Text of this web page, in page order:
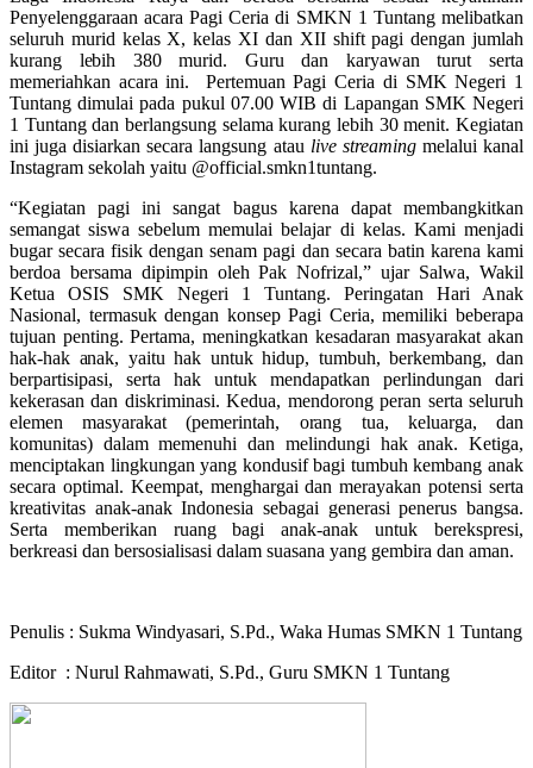
Penyelenggaraan acara Pagi Ceria di SMKN 1 Tuntang melibatkan
seluruh murid kelas X, kelas XI dan XII shift pagi dengan jumlah
kurang lebih 380 murid. Guru dan karyawan turut serta
memeriahkan acara ini. Pertemuan Pagi Ceria di SMK Negeri 1
Tuntang dimulai pada pukul 07.00 WIB di Lapangan SMK Negeri
1 Tuntang dan berlangsung selama kurang lebih 30 menit. Kegiatan
ini juga disiarkan secara langsung atau live streamingmelalui kanal
Instagram sekolah yaitu @official.smkn1tuntang.
“Kegiatan pagi ini sangat bagus karena dapat membangkitkan
semangat siswa sebelum memulai belajar di kelas. Kami menjadi
bugar secara fisik dengan senam pagi dan secara batin karena kami
berdoa bersama dipimpin oleh Pak Nofrizal,” ujar Salwa, Wakil
Ketua OSIS SMK Negeri 1 Tuntang. Peringatan Hari Anak
Nasional, termasuk dengan konsep Pagi Ceria, memiliki beberapa
tujuan penting. Pertama, meningkatkan kesadaran masyarakat akan
hak-hak anak, yaitu hak untuk hidup, tumbuh, berkembang, dan
berpartisipasi, serta hak untuk mendapatkan perlindungan dari
kekerasan dan diskriminasi. Kedua, mendorong peran serta seluruh
elemen masyarakat (pemerintah, orang tua, keluarga, dan
komunitas) dalam memenuhi dan melindungi hak anak. Ketiga,
menciptakan lingkungan yang kondusif bagi tumbuh kembang anak
secara optimal. Keempat, menghargai dan merayakan potensi serta
kreativitas anak-anak Indonesia sebagai generasi penerus bangsa.
Serta memberikan ruang bagi anak-anak untuk berekspresi,
berkreasi dan bersosialisasi dalam suasana yang gembira dan aman.
Penulis : Sukma Windyasari, S.Pd., Waka Humas SMKN 1 Tuntang
Editor : Nurul Rahmawati, S.Pd., Guru SMKN 1 Tuntang